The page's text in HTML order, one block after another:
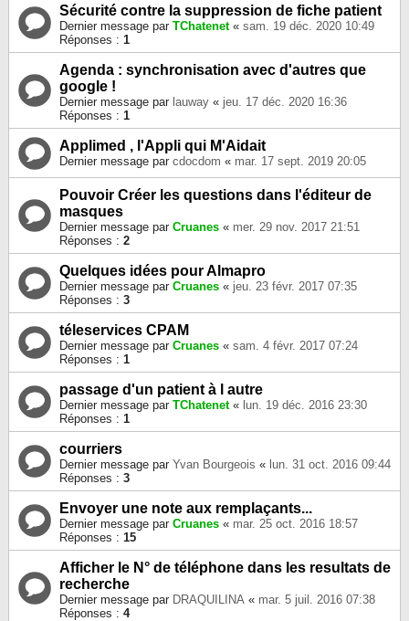
Sécurité contre la suppression de fiche patient
Dernier message par TChatenet« sam. 19 déc. 2020 10:49
Réponses : 1
Agenda : synchronisation avec d'autres que
google !
Dernier message par lauway « jeu. 17 déc. 2020 16:36
Réponses : 1
Applimed , l'Appli qui M'Aidait
Dernier message par cdocdom « mar. 17 sept. 2019 20:05
Pouvoir Créer les questions dans l'éditeur de
masques
Dernier message par Cruanes « mer. 29 nov. 2017 21:51
Réponses : 2
Quelques idées pour Almapro
Dernier message par Cruanes « jeu. 23 févr. 2017 07:35
Réponses : 3
téleservices CPAM
Dernier message par Cruanes « sam. 4 févr. 2017 07:24
Réponses : 1
passage d'un patient à l autre
Dernier message par TChatenet« lun. 19 déc. 2016 23:30
Réponses : 1
courriers
Dernier message par Yvan Bourgeois « lun. 31 oct. 2016 09:44
Réponses : 3
Envoyer une note aux remplaçants...
Dernier message par Cruanes « mar. 25 oct. 2016 18:57
Réponses : 15
Afficher le N° de téléphone dans les resultats de
recherche
Dernier message par DRAQUILINA « mar. 5 juil. 2016 07:38
Réponses : 4